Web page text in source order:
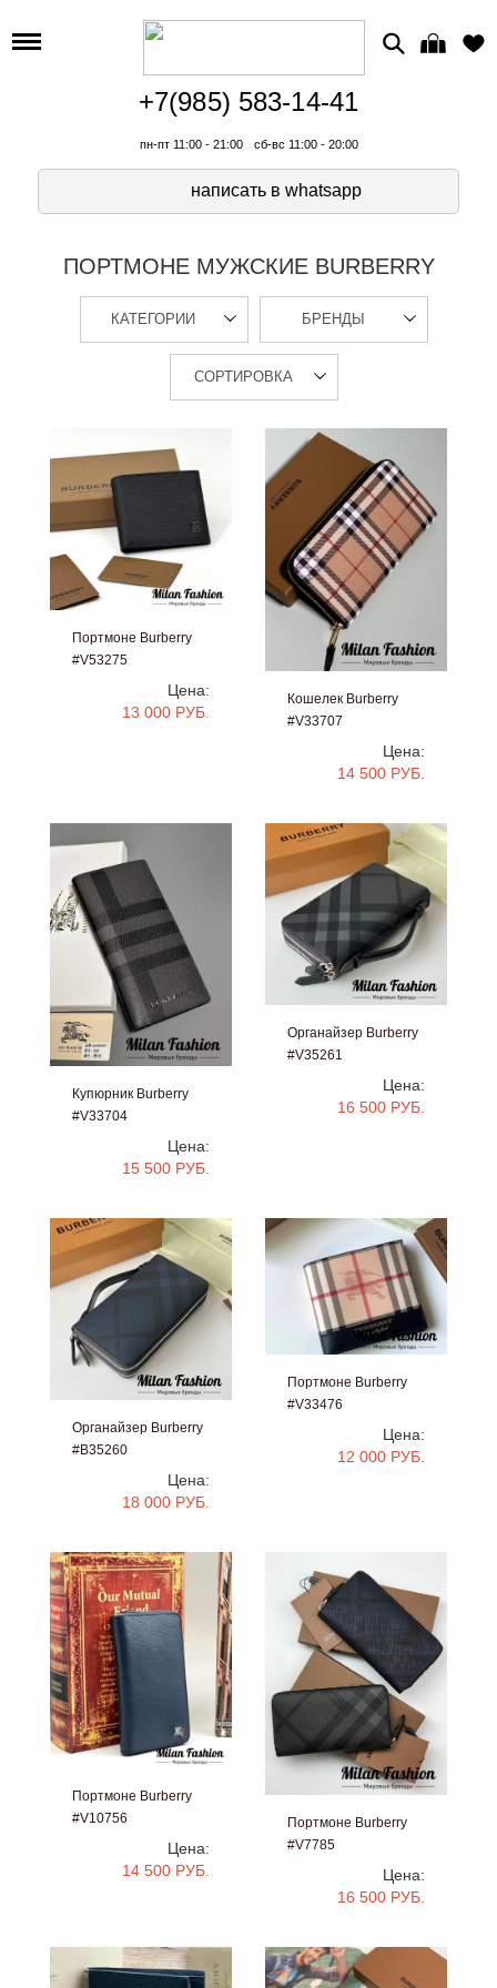
+7(985) 583-14-41
пн-пт 11:00 - 21:00 сб-вс 11:00 - 20:00
написать в whatsapp
ПОРТМОНЕ МУЖСКИЕ BURBERRY
КАТЕГОРИИ БРЕНДЫ
СОРТИРОВКА
Портмоне Burberry
#V53275
Цена:
13 000 РУБ.
Кошелек Burberry
#V33707
Цена:
14 500 РУБ.
Купюрник Burberry
#V33704
Цена:
15 500 РУБ.
Органайзер Burberry
#V35261
Цена:
16 500 РУБ.
Органайзер Burberry
#B35260
Цена:
18 000 РУБ.
Портмоне Burberry
#V33476
Цена:
12 000 РУБ.
Портмоне Burberry
#V10756
Цена:
14 500 РУБ.
Портмоне Burberry
#V7785
Цена:
16 500 РУБ.